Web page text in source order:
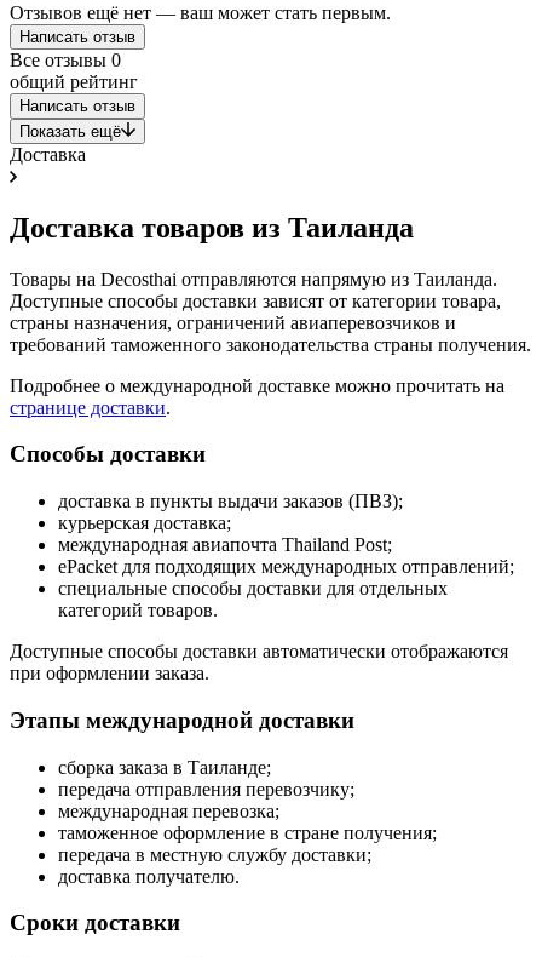
Отзывов ещё нет — ваш может стать первым.
Написать отзыв
Все отзывы 0
общий рейтинг
Написать отзыв
Показать ещё
Доставка
Доставка товаров из Таиланда
Товары на Decosthai отправляются напрямую из Таиланда.
Доступные способы доставки зависят от категории товара,
страны назначения, ограничений авиаперевозчиков и
требований таможенного законодательства страны получения.
Подробнее о международной доставке можно прочитать на
странице доставки.
Способы доставки
доставка в пункты выдачи заказов (ПВЗ);
курьерская доставка;
международная авиапочта Thailand Post;
ePacket для подходящих международных отправлений;
специальные способы доставки для отдельных
категорий товаров.
Доступные способы доставки автоматически отображаются
при оформлении заказа.
Этапы международной доставки
сборка заказа в Таиланде;
передача отправления перевозчику;
международная перевозка;
таможенное оформление в стране получения;
передача в местную службу доставки;
доставка получателю.
Сроки доставки